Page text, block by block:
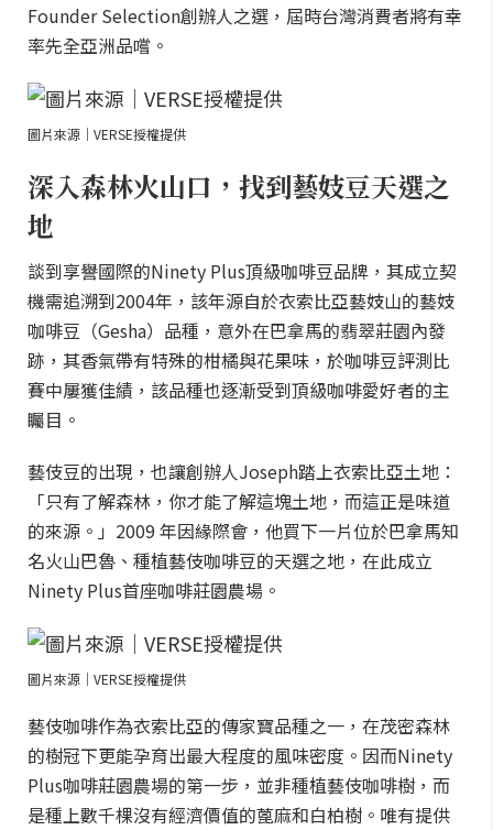
Founder Selection創辦人之選，屆時台灣消費者將有幸
率先全亞洲品嚐。
圖片來源｜VERSE授權提供
深入森林火山口，找到藝妓豆天選之
地
談到享譽國際的Ninety Plus頂級咖啡豆品牌，其成立契
機需追溯到2004年，該年源自於衣索比亞藝妓山的藝妓
咖啡豆（Gesha）品種，意外在巴拿馬的翡翠莊園內發
跡，其香氣帶有特殊的柑橘與花果味，於咖啡豆評測比
賽中屢獲佳績，該品種也逐漸受到頂級咖啡愛好者的主
矚目。
藝伎豆的出現，也讓創辦人Joseph踏上衣索比亞土地：
「只有了解森林，你才能了解這塊土地，而這正是味道
的來源。」2009 年因緣際會，他買下一片位於巴拿馬知
名火山巴魯、種植藝伎咖啡豆的天選之地，在此成立
Ninety Plus首座咖啡莊園農場。
圖片來源｜VERSE授權提供
藝伎咖啡作為衣索比亞的傳家寶品種之一，在茂密森林
的樹冠下更能孕育出最大程度的風味密度。因而Ninety
Plus咖啡莊園農場的第一步，並非種植藝伎咖啡樹，而
是種上數千棵沒有經濟價值的蓖麻和白柏樹。唯有提供